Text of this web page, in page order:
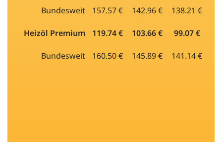
Bundesweit 157.57 € 142.96 € 138.21 €
Heizöl Premium 119.74 € 103.66 € 99.07 €
Bundesweit 160.50 € 145.89 € 141.14 €